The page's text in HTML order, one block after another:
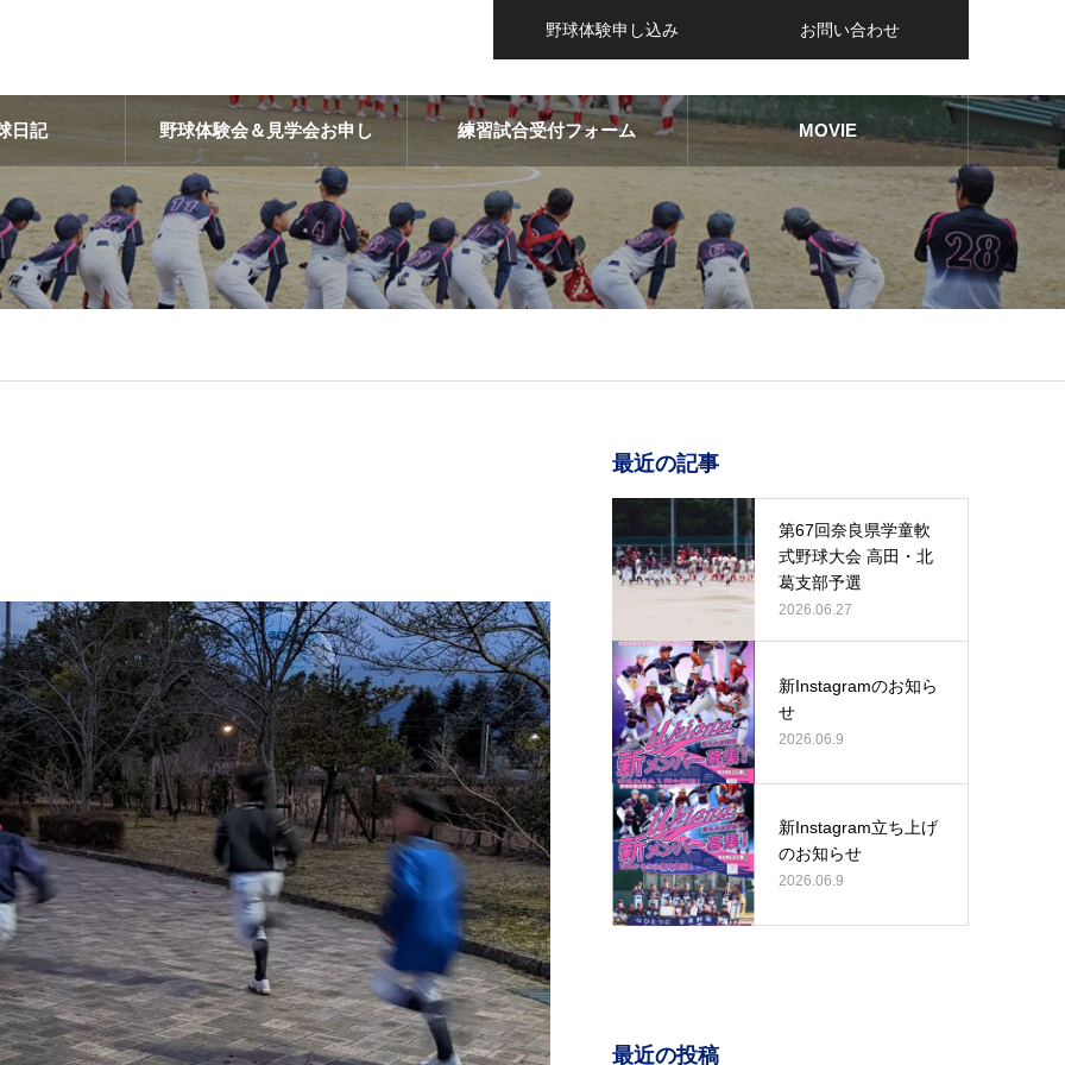
野球体験申し込み お問い合わせ
日記 野球体験会＆見学会お申し
込み
練習試合受付フォーム MOVIE
最近の記事
第67回奈良県学童軟
式野球大会 高田・北
葛支部予選
2026.06.27
新Instagramのお知ら
せ
2026.06.9
新Instagram立ち上げ
のお知らせ
2026.06.9
最近の投稿